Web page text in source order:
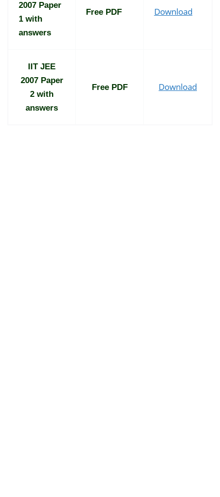
2007 Paper
1 with
answers
Free PDF Download
IIT JEE
2007 Paper
2 with
answers
Free PDF Download